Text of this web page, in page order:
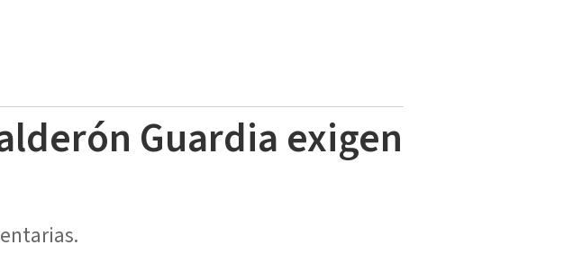
Guardia exigen